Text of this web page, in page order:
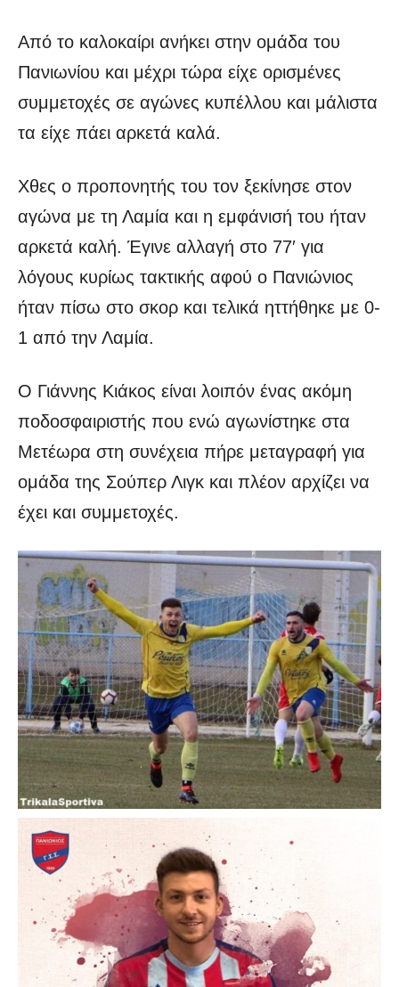
Από το καλοκαίρι ανήκει στην ομάδα του
Πανιωνίου και μέχρι τώρα είχε ορισμένες
συμμετοχές σε αγώνες κυπέλλου και μάλιστα
τα είχε πάει αρκετά καλά.
Χθες ο προπονητής του τον ξεκίνησε στον
αγώνα με τη Λαμία και η εμφάνισή του ήταν
αρκετά καλή. Έγινε αλλαγή στο 77′ για
λόγους κυρίως τακτικής αφού ο Πανιώνιος
ήταν πίσω στο σκορ και τελικά ηττήθηκε με 0-
1 από την Λαμία.
Ο Γιάννης Κιάκος είναι λοιπόν ένας ακόμη
ποδοσφαιριστής που ενώ αγωνίστηκε στα
Μετέωρα στη συνέχεια πήρε μεταγραφή για
ομάδα της Σούπερ Λιγκ και πλέον αρχίζει να
έχει και συμμετοχές.